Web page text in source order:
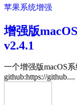
苹果系统增强
增强版
v2.4.1
一个增强版macOS
github:https://github....